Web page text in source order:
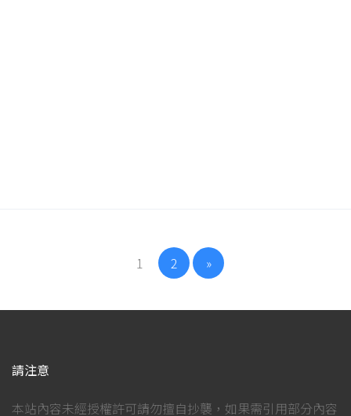
1 2 »
請注意
本站內容未經授權許可請勿擅自抄襲，如果需引用部分內容